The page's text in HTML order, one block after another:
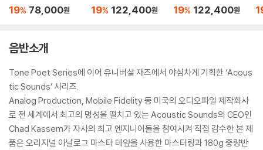
텟) - Time Out [LP]
19% 78,000원
조 (Gershwin: Conc
19% 122,400원
이올린 협주곡 (Glazo
19% 122,400원
음반소개
Tone Poet Series에 이어 유니버셜 재즈에서 야심차게 기획한 ‘Acous
tic Sounds’ 시리즈.
Analog Production, Mobile Fidelity 등 미국의 오디오파일 제작회사
로 전 세계에서 최고의 명성을 떨치고 있는 Acoustic Sounds의 CEO인
Chad Kassem가 자사의 최고 엔지니어들을 참여시켜 직접 감수한 본 제
품은 오리지널 아날로그 마스터 테잎을 사용한 마스터링과 180g 중량반